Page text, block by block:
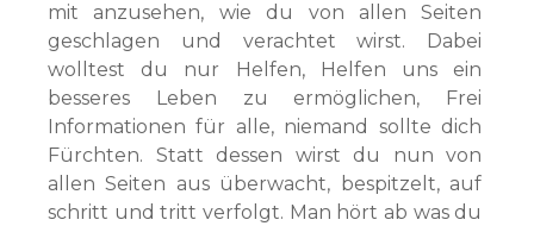
mit anzusehen, wie du von allen Seiten
geschlagen und verachtet wirst. Dabei
wolltest du nur Helfen, Helfen uns ein
besseres Leben zu ermöglichen, Frei
Informationen für alle, niemand sollte dich
Fürchten. Statt dessen wirst du nun von
allen Seiten aus überwacht, bespitzelt, auf
schritt und tritt verfolgt. Man hört ab was du